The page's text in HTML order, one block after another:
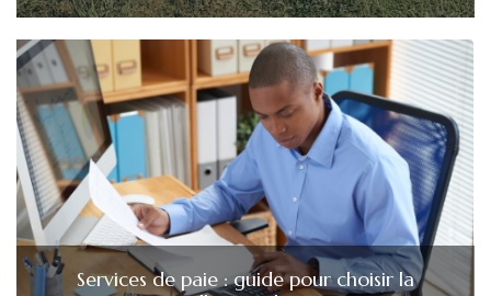
Services de paie : guide pour choisir la